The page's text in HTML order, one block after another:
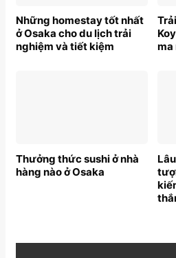
Những homestay tốt nhất
ở Osaka cho du lịch trải
nghiệm và tiết kiệm
ma
Thưởng thức sushi ở nhà
hàng nào ở Osaka